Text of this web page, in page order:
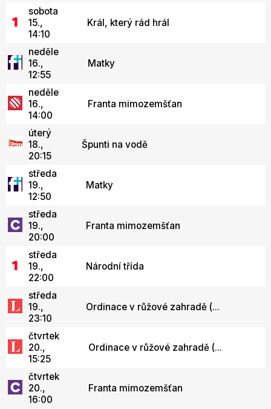
sobota
15.,
14:10
Král, který rád hrál
neděle
16.,
12:55
Matky
neděle
16.,
14:00
Franta mimozemšťan
úterý
18.,
20:15
Špunti na vodě
středa
19.,
12:50
Matky
středa
19.,
20:00
Franta mimozemšťan
středa
19.,
22:00
Národní třída
středa
19.,
23:10
Ordinace v růžové zahradě (...
čtvrtek
20.,
15:25
Ordinace v růžové zahradě (...
čtvrtek
20.,
16:00
Franta mimozemšťan